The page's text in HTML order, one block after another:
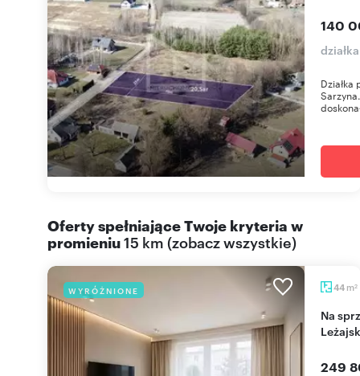
140
Oferty spełniające Twoje kryteria w
promieniu15 km (zobacz wszystkie)
WYRÓŻNIONE 44 m2
Na sprzedaż przestronne 44 m² z potencjałem w
249